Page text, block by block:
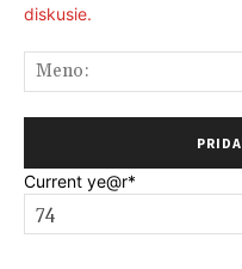
diskusie.
Current ye@r*